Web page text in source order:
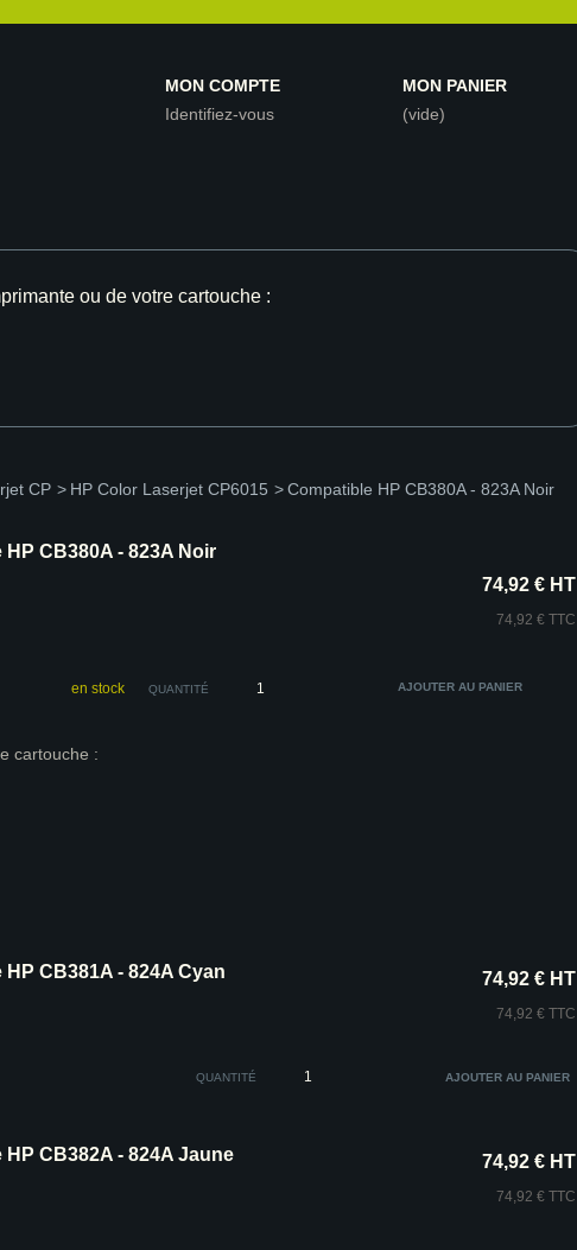
MON COMPTE
Identifiez-vous
MON PANIER
(vide)
ou de votre cartouche :
CP > HP Color Laserjet CP6015 >Compatible HP CB380A - 823A Noir
CB380A - 823A Noir
74,92 € HT
74,92 € TTC
en stock QUANTITÉ
cartouche :
CB381A - 824A Cyan 74,92 € HT
74,92 € TTC
QUANTITÉ
CB382A - 824A Jaune 74,92 € HT
74,92 € TTC